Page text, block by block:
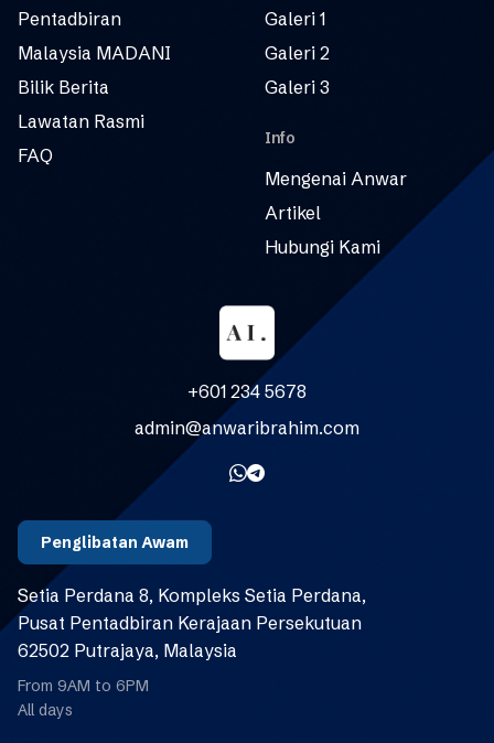
Pentadbiran
Malaysia MADANI
Bilik Berita
Lawatan Rasmi
FAQ
Galeri 1
Galeri 2
Galeri 3
Info
Mengenai Anwar
Artikel
Hubungi Kami
+601 234 5678
admin@anwaribrahim.com
Penglibatan Awam
Setia Perdana 8, Kompleks Setia Perdana,
Pusat Pentadbiran Kerajaan Persekutuan
62502 Putrajaya, Malaysia
From 9AM to 6PM
All days